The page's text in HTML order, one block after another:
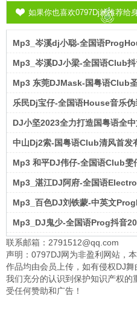
如果你也喜欢0797Dj就推荐给
Mp3 东莞DJMask-国粤语Club
乐民Dj宝仔-全国语House音乐
DJ小坚2023全力打造国粤语全
中山Dj2索-国粤语Club清风首发
Mp3 和平DJ伟仔-全国语Club雯
Mp3_百色DJ刘铁蒙-中英文
联系邮箱：2791512@qq.com
声明：0797DJ网为非盈利网站，
作品均由会员上传，如有侵权DJ舞
我们充分的认识到保护知识产权
受任何赞助和广告！